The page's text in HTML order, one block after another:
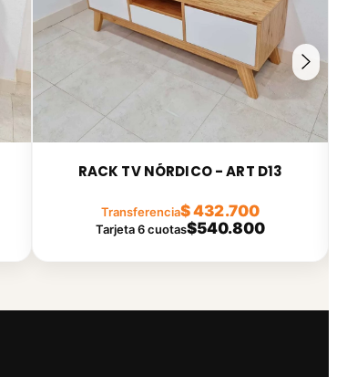
RACK TV NÓRDICO - ART D13
Transferencia$ 432.700
Tarjeta 6 cuotas$540.800